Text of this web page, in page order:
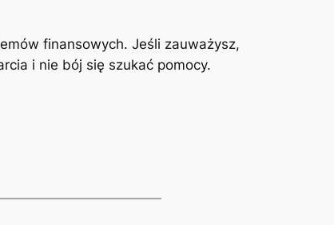
finansowych. Jeśli zauważysz,
i nie bój się szukać pomocy.